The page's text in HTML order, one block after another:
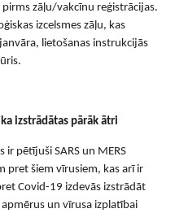
zāļu/vakcīnu reģistrācijas.
izcelsmes zāļu, kas
lietošanas instrukcijās
izstrādātas pārāk ātri
pētījuši SARS un MERS
pret šiem vīrusiem, kas arī ir
Covid-19 izdevās izstrādāt
un vīrusa izplatībai